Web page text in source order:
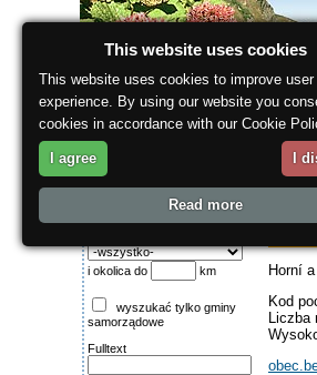
O regionie
Wyszukiwanie:
i okolica do km
wyszukać tylko gminy
samorządowe
Fulltext
Horní
Kod
This website uses cookies
This website uses cookies to improve user
experience. By using our website you
cookies in accordance with our Cookie
I agree I
Read more